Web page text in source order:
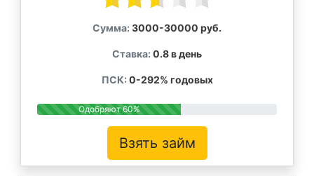
Сумма: 3000-30000 руб.
Ставка: 0.8 в день
ПСК: 0-292% годовых
Одобряют 60%
Взять займ